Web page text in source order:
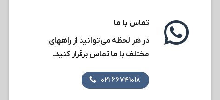
تماس با ما
در هر لحظه می‌توانید از راههای
مختلف با ما تماس برقرار کنید.
۶۶۷۴۱۰۱۸ ۰۲۱